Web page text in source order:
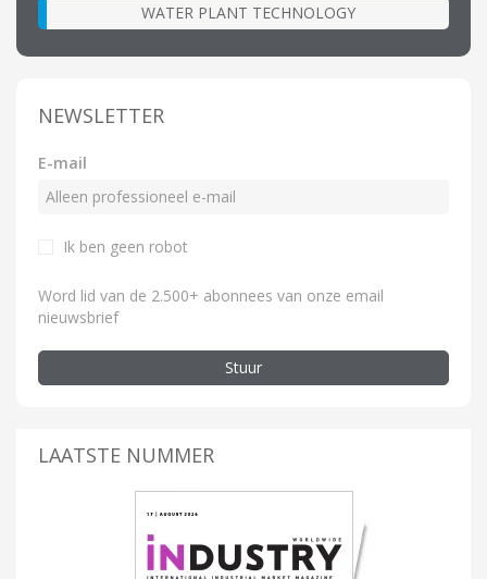
WATER PLANT TECHNOLOGY
NEWSLETTER
E-mail
Ik ben geen robot
Word lid van de 2.500+ abonnees van onze email
nieuwsbrief
Stuur
LAATSTE NUMMER